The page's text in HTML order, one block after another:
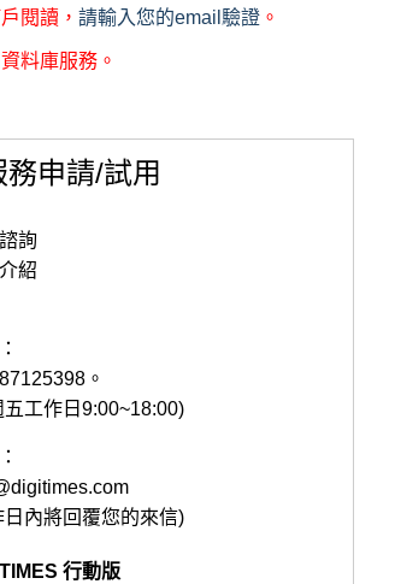
閱讀， 請輸入您的email驗證 。
料庫服務。
務申請/試用
詢
紹
。
五工作日9:00~18:00)
日內將回覆您的來信)
行動版